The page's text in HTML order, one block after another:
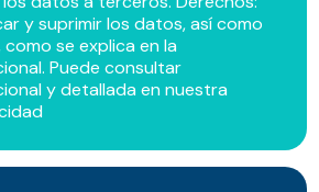
y suprimir los datos, así como
se explica en la
Puede consultar
y detallada en nuestra